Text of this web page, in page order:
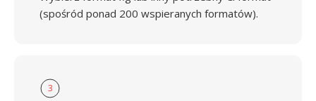
(spośród ponad 200 wspieranych formatów).
3